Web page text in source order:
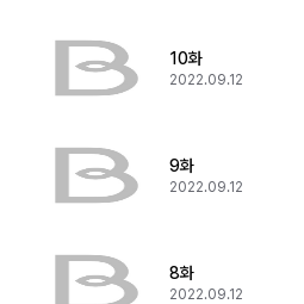
10화
2022.09.12
9화
2022.09.12
8화
2022.09.12